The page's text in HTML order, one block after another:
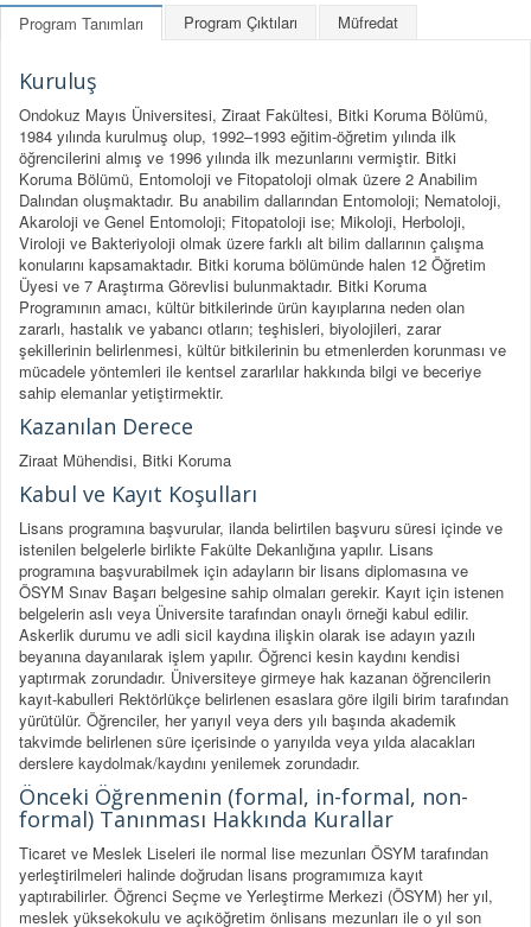
Program Tanımları Program Çıktıları Müfredat
Kuruluş
Ondokuz Mayıs Üniversitesi, Ziraat Fakültesi, Bitki Koruma Bölümü,
1984 yılında kurulmuş olup, 1992–1993 eğitim-öğretim yılında ilk
öğrencilerini almış ve 1996 yılında ilk mezunlarını vermiştir. Bitki
Koruma Bölümü, Entomoloji ve Fitopatoloji olmak üzere 2 Anabilim
Dalından oluşmaktadır. Bu anabilim dallarından Entomoloji; Nematoloji,
Akaroloji ve Genel Entomoloji; Fitopatoloji ise; Mikoloji, Herboloji,
Viroloji ve Bakteriyoloji olmak üzere farklı alt bilim dallarının çalışma
konularını kapsamaktadır. Bitki koruma bölümünde halen 12 Öğretim
Üyesi ve 7 Araştırma Görevlisi bulunmaktadır. Bitki Koruma
Programının amacı, kültür bitkilerinde ürün kayıplarına neden olan
zararlı, hastalık ve yabancı otların; teşhisleri, biyolojileri, zarar
şekillerinin belirlenmesi, kültür bitkilerinin bu etmenlerden korunması ve
mücadele yöntemleri ile kentsel zararlılar hakkında bilgi ve beceriye
sahip elemanlar yetiştirmektir.
Kazanılan Derece
Ziraat Mühendisi, Bitki Koruma
Kabul ve Kayıt Koşulları
Lisans programına başvurular, ilanda belirtilen başvuru süresi içinde ve
istenilen belgelerle birlikte Fakülte Dekanlığına yapılır. Lisans
programına başvurabilmek için adayların bir lisans diplomasına ve
ÖSYM Sınav Başarı belgesine sahip olmaları gerekir. Kayıt için istenen
belgelerin aslı veya Üniversite tarafından onaylı örneği kabul edilir.
Askerlik durumu ve adli sicil kaydına ilişkin olarak ise adayın yazılı
beyanına dayanılarak işlem yapılır. Öğrenci kesin kaydını kendisi
yaptırmak zorundadır. Üniversiteye girmeye hak kazanan öğrencilerin
kayıt-kabulleri Rektörlükçe belirlenen esaslara göre ilgili birim tarafından
yürütülür. Öğrenciler, her yarıyıl veya ders yılı başında akademik
takvimde belirlenen süre içerisinde o yarıyılda veya yılda alacakları
derslere kaydolmak/kaydını yenilemek zorundadır.
Önceki Öğrenmenin (formal, in-formal, non-
formal) Tanınması Hakkında Kurallar
Ticaret ve Meslek Liseleri ile normal lise mezunları ÖSYM tarafından
yerleştirilmeleri halinde doğrudan lisans programımıza kayıt
yaptırabilirler. Öğrenci Seçme ve Yerleştirme Merkezi (ÖSYM) her yıl,
meslek yüksekokulu ve açıköğretim önlisans mezunları ile o yıl son